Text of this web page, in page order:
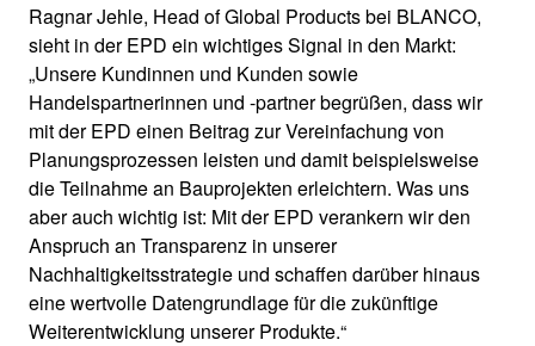
Ragnar Jehle, Head of Global Products bei BLANCO,
sieht in der EPD ein wichtiges Signal in den Markt:
„Unsere Kundinnen und Kunden sowie
Handelspartnerinnen und -partner begrüßen, dass wir
mit der EPD einen Beitrag zur Vereinfachung von
Planungsprozessen leisten und damit beispielsweise
die Teilnahme an Bauprojekten erleichtern. Was uns
aber auch wichtig ist: Mit der EPD verankern wir den
Anspruch an Transparenz in unserer
Nachhaltigkeitsstrategie und schaffen darüber hinaus
eine wertvolle Datengrundlage für die zukünftige
Weiterentwicklung unserer Produkte.“